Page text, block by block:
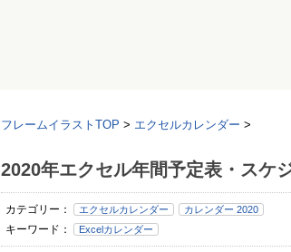
フレームイラストTOP > エクセルカレンダー >
2020年エクセル年間予定表・スケ
カテゴリー： エクセルカレンダー カレンダー 2020
キーワード： Excelカレンダー